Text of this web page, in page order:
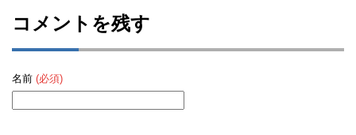
コメントを残す
名前 (必須)